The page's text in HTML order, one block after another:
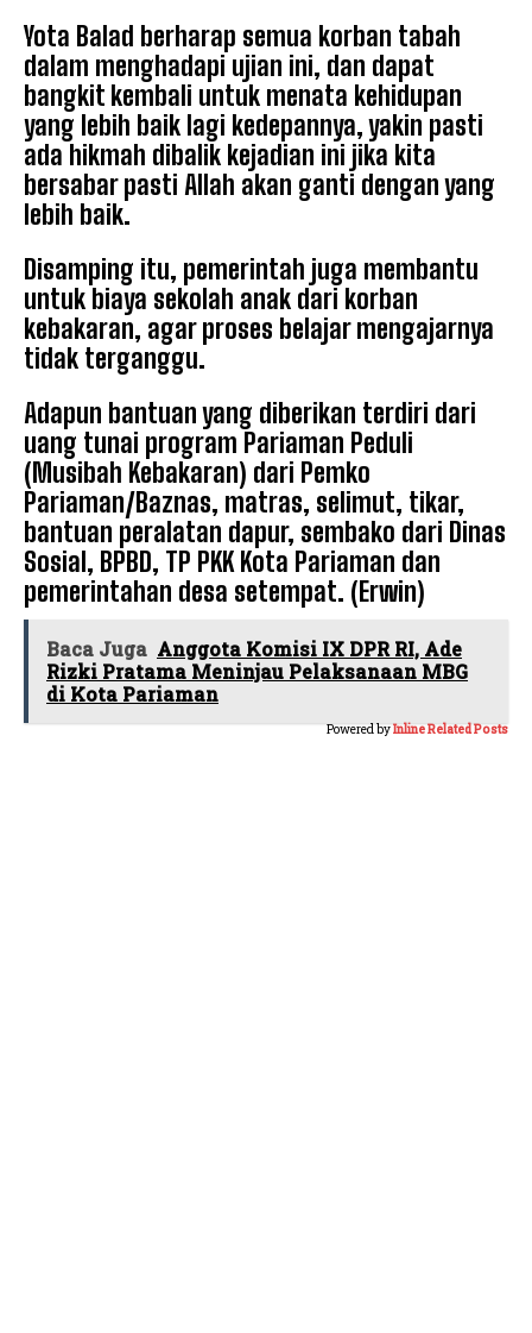
Yota Balad berharap semua korban tabah
dalam menghadapi ujian ini, dan dapat
bangkit kembali untuk menata kehidupan
yang lebih baik lagi kedepannya, yakin pasti
ada hikmah dibalik kejadian ini jika kita
bersabar pasti Allah akan ganti dengan yang
lebih baik.
Disamping itu, pemerintah juga membantu
untuk biaya sekolah anak dari korban
kebakaran, agar proses belajar mengajarnya
tidak terganggu.
Adapun bantuan yang diberikan terdiri dari
uang tunai program Pariaman Peduli
(Musibah Kebakaran) dari Pemko
Pariaman/Baznas, matras, selimut, tikar,
bantuan peralatan dapur, sembako dari Dinas
Sosial, BPBD, TP PKK Kota Pariaman dan
pemerintahan desa setempat. (Erwin)
Baca Juga Anggota Komisi IX DPR RI, Ade
Rizki Pratama Meninjau Pelaksanaan MBG
di Kota Pariaman
Powered byInline Related Posts